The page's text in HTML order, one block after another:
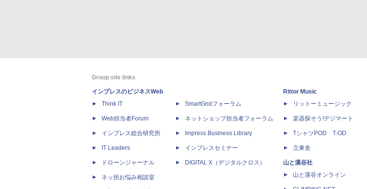
Group site links
インプレスのビジネスWeb
Think IT
Web担当者Forum
インプレス総合研究所
IT Leaders
ドローンジャーナル
ネッ担お悩み相談室
SmartGridフォーラム
ネットショップ担当者フォーラム
Impress Business Library
インプレスセミナー
DIGITAL X（デジタルクロス）
Rittor Music
リットーミュージック
楽器探そう!デジマート
TシャツPOD T-OD
立東舎
山と溪谷社
山と溪谷オンライン